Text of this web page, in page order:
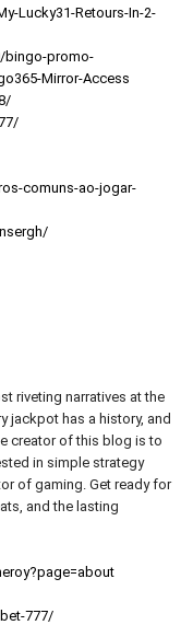
Lucky31-Retours-In-2-
bingo-promo-
Mirror-Access
comuns-ao-jogar-
riveting narratives at the
jackpot has a history, and
creator of this blog is to
in simple strategy
of gaming. Get ready for
and the lasting
777/